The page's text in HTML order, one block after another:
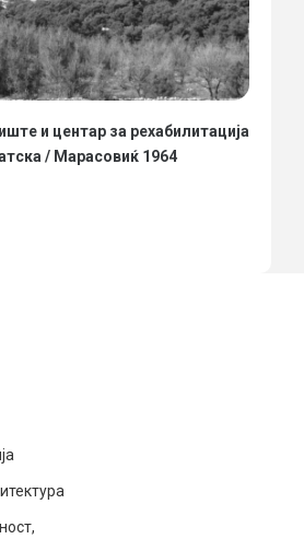
и центар за рехабилитација
/ Марасовиќ 1964